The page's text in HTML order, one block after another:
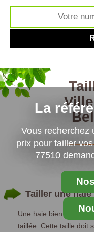
La
Vous recherchez
prix pour tailler
77510
Tailler une
Une haie bien
taillée. Cette taille doit